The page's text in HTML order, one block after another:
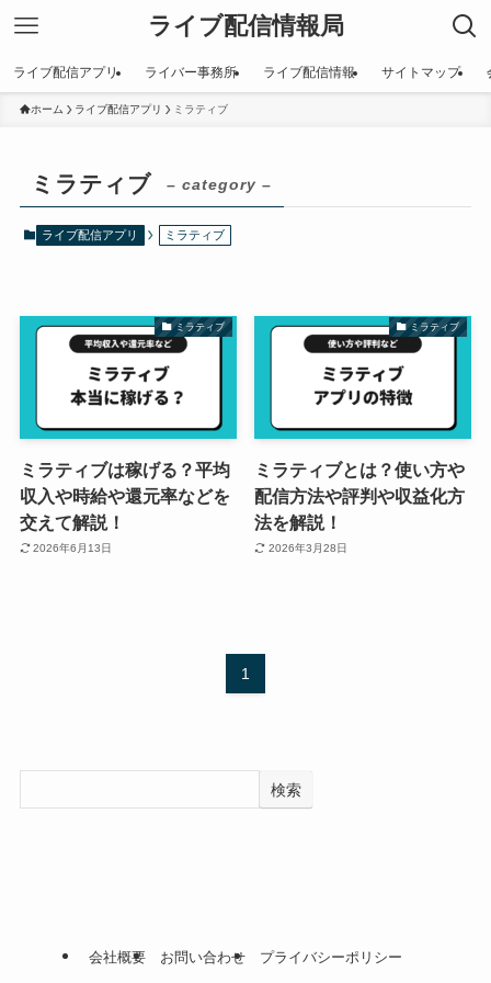
ライブ配信情報局
ライブ配信アプリ ライバー事務所 ライブ配信情報 サイトマップ
ホーム ライブ配信アプリ ミラティブ
ミラティブ – category –
ライブ配信アプリ ミラティブ
ミラティブ
ミラティブは稼げる？平均
収入や時給や還元率などを
交えて解説！
2026年6月13日
ミラティブ
ミラティブとは？使い方や
配信方法や評判や収益化方
法を解説！
2026年3月28日
1
検索
会社概要 お問い合わせ プライバシーポリシー